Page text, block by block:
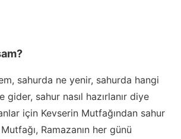
sahurda ne yenir, sahurda hangi
gider, sahur nasıl hazırlanır diye
için Kevserin Mutfağından sahur
Ramazanın her günü